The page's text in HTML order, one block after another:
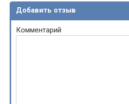
Добавить отзыв
Комментарий